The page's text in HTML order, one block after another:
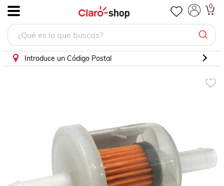
0
Introduce un Código Postal
Filtro Gasolina Para Ford Bronco 1959 - 2003 (Interfil)